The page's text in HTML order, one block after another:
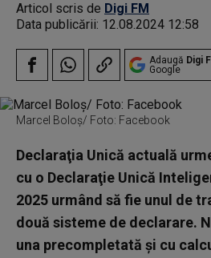
Articol scris de Digi FM
Data publicării: 12.08.2024 12:58
Adaugă Digi
Google
Marcel Boloş/ Foto: Facebook
Declaraţia Unică actuală
cu o Declaraţie Unică
2025 urmând să fie unul de
două sisteme de declarare.
una precompletată şi cu